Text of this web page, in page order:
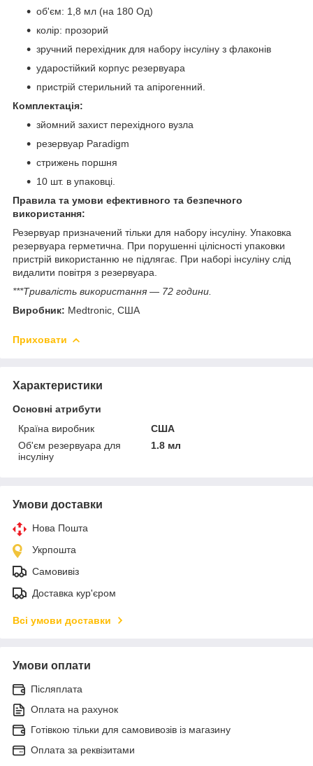
об'єм: 1,8 мл (на 180 Од)
колір: прозорий
зручний перехідник для набору інсуліну з флаконів
ударостійкий корпус резервуара
пристрій стерильний та апірогенний.
Комплектація:
зйомний захист перехідного вузла
резервуар Paradigm
стрижень поршня
10 шт. в упаковці.
Правила та умови ефективного та безпечного
використання:
Резервуар призначений тільки для набору інсуліну. Упаковка
резервуара герметична. При порушенні цілісності упаковки
пристрій використанню не підлягає. При наборі інсуліну слід
видалити повітря з резервуара.
***Тривалість використання — 72 години.
Виробник: Medtronic, США
Приховати
Характеристики
Основні атрибути
Країна виробник
США
Об'єм резервуара для
інсуліну
1.8 мл
Умови доставки
Нова Пошта
Укрпошта
Самовивіз
Доставка кур'єром
Всі умови доставки
Умови оплати
Післяплата
Оплата на рахунок
Готівкою тільки для самовивозів із магазину
Оплата за реквізитами